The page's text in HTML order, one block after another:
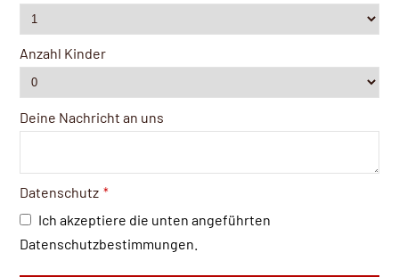
Anzahl Kinder
Deine Nachricht an uns
Contact
Email *
Datenschutz *
Ich akzeptiere die unten angeführten
Datenschutzbestimmungen.